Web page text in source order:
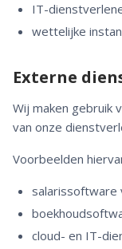
IT-
wettelijke
Externe
Wij maken gebruik
van onze
Voorbeelden
salarissoftware
cloud- en IT-